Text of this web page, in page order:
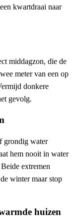
kwartdraai naar
middagzon, die de
meter van een op
donkere
gevolg.
grondig water
hem nooit in water
extremen
winter maar stop
huizen